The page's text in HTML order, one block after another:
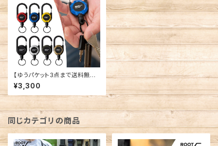
【ゆうパケット3点まで送料無料】
ROOT CO. ルートコー グラビ
ティ マグリール LITE ライト キ
ーリール キーホルダー 伸縮 キ
ーケース カラビナ マグネット G
MRL
¥3,300
同じカテゴリの商品